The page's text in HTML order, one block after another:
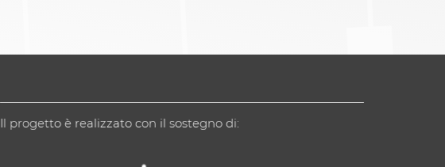
Il progetto è realizzato con il sostegno di: